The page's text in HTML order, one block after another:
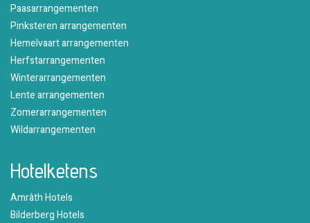
Paasarrangementen
Pinksteren arrangementen
Hemelvaart arrangementen
Herfstarrangementen
Winterarrangementen
Lente arrangementen
Zomerarrangementen
Wildarrangementen
Hotelketens
Amrâth Hotels
Bilderberg Hotels